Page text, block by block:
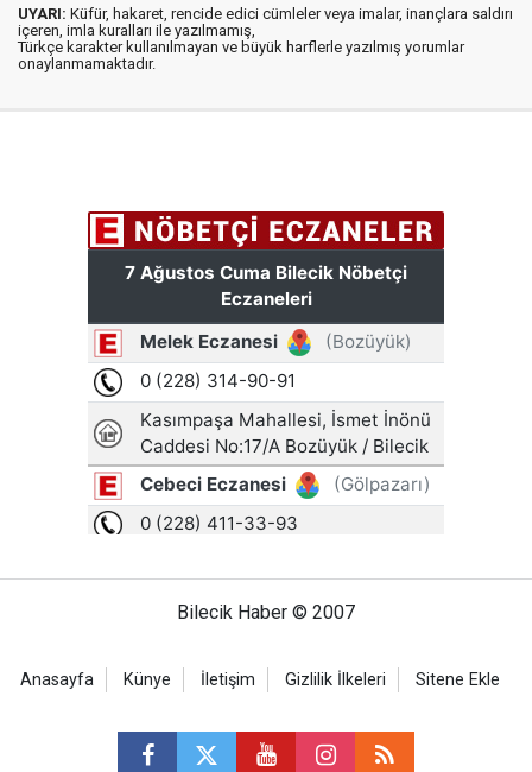
UYARI: Küfür, hakaret, rencide edici cümleler veya imalar, inançlara saldırı
içeren, imla kuralları ile yazılmamış,
Türkçe karakter kullanılmayan ve büyük harflerle yazılmış yorumlar
onaylanmamaktadır.
Bilecik Haber © 2007
Anasayfa Künye İletişim Gizlilik İlkeleri Sitene Ekle